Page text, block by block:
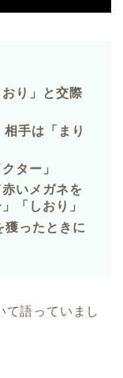
おり」と交際
手は「まり
ター」
いメガネを
「しおり」
獲ったときに
て語っていまし